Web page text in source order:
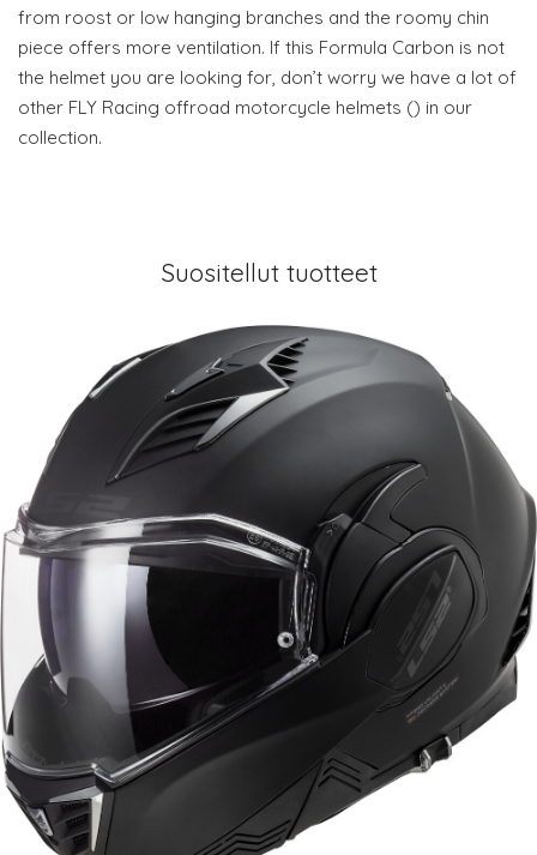
from roost or low hanging branches and the roomy chin
piece offers more ventilation. If this Formula Carbon is not
the helmet you are looking for, don’t worry we have a lot of
other FLY Racing offroad motorcycle helmets () in our
collection.
Suositellut tuotteet